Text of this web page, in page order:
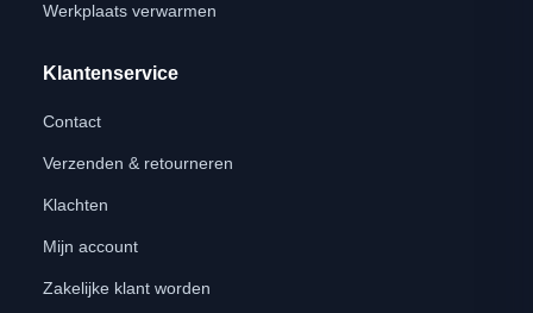
Werkplaats verwarmen
Klantenservice
Contact
Verzenden & retourneren
Klachten
Mijn account
Zakelijke klant worden